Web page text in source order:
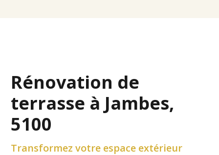
Rénovation de
terrasse à Jambes,
5100
Transformez votre espace extérieur